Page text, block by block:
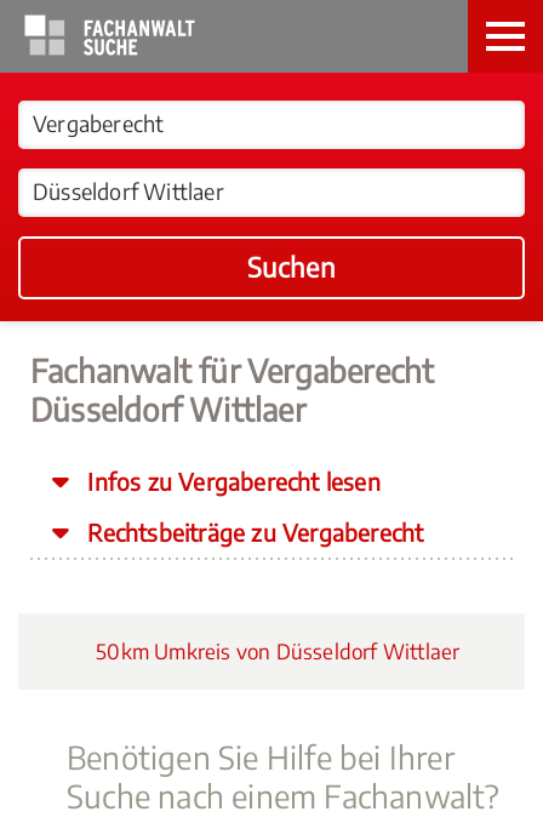
Suchen
Fachanwalt für Vergaberecht
Düsseldorf Wittlaer
Infos zu Vergaberecht lesen
Rechtsbeiträge zu Vergaberecht
50km Umkreis von Düsseldorf Wittlaer
Benötigen Sie Hilfe bei Ihrer
Suche nach einem Fachanwalt?